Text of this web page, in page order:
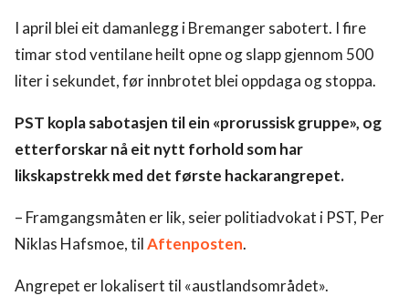
I april blei eit damanlegg i Bremanger sabotert. I fire
timar stod ventilane heilt opne og slapp gjennom 500
liter i sekundet, før innbrotet blei oppdaga og stoppa.
PST kopla sabotasjen til ein «prorussisk gruppe», og
etterforskar nå eit nytt forhold som har
likskapstrekk med det første hackarangrepet.
– Framgangsmåten er lik, seier politiadvokat i PST, Per
Niklas Hafsmoe, tilAftenposten.
Angrepet er lokalisert til «austlandsområdet».